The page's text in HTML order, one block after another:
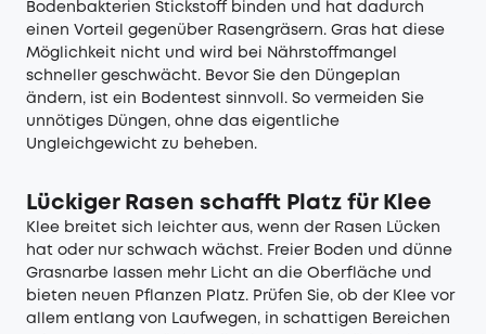
Bodenbakterien Stickstoff binden und hat dadurch
einen Vorteil gegenüber Rasengräsern. Gras hat diese
Möglichkeit nicht und wird bei Nährstoffmangel
schneller geschwächt. Bevor Sie den Düngeplan
ändern, ist ein Bodentest sinnvoll. So vermeiden Sie
unnötiges Düngen, ohne das eigentliche
Ungleichgewicht zu beheben.
Lückiger Rasen schafft Platz für Klee
Klee breitet sich leichter aus, wenn der Rasen Lücken
hat oder nur schwach wächst. Freier Boden und dünne
Grasnarbe lassen mehr Licht an die Oberfläche und
bieten neuen Pflanzen Platz. Prüfen Sie, ob der Klee vor
allem entlang von Laufwegen, in schattigen Bereichen